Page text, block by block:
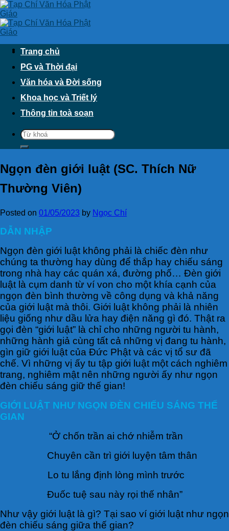
Skip
to
content
Trang chủ
PG và Thời đại
Văn hóa và Đời sống
Khoa học và Triết lý
Thông tin toà soạn
Ngọn đèn giới luật (SC. Thích Nữ
Thường Viên)
Posted on 01/05/2023 by Ngọc Chí
DẪN NHẬP
Ngọn đèn giới luật không phải là chiếc đèn như
chúng ta thường hay dùng để thắp hay chiếu sáng
trong nhà hay các quán xá, đường phố… Đèn giới
luật là cụm danh từ ví von cho một khía cạnh của
ngọn đèn bình thường về công dụng và khả năng
của giới luật mà thôi. Giới luật không phải là nhiên
liệu giống như dầu lửa hay điện năng gì đó. Thật ra
gọi đèn “giới luật” là chỉ cho những người tu hành,
những hành giả cùng tất cả những vị đang tu hành,
gìn giữ giới luật của Đức Phật và các vị tổ sư đã
chế. Vì những vị ấy tu tập giới luật một cách nghiêm
trang, nghiêm mật nên những người ấy như ngọn
đèn chiếu sáng giữ thế gian!
GIỚI LUẬT NHƯ NGỌN ĐÈN CHIẾU SÁNG THẾ
GIAN
“Ở chốn trần ai chớ nhiễm trần
Chuyên cần trì giới luyện tâm thân
Lo tu lắng định lòng mình trước
Đuốc tuệ sau này rọi thế nhân”
Như vậy giới luật là gì? Tại sao ví giới luật như ngọn
đèn chiếu sáng giữa thế gian?